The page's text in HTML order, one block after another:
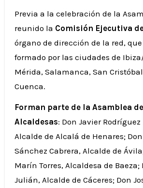
Previa a la celebración de la
reunido la Comisión Ejecutiva
órgano de dirección de la red,
formado por las ciudades de
Mérida, Salamanca, San
Cuenca.
Forman parte de la Asamblea
Alcaldesas: Don Javier
Alcalde de Alcalá de Henares;
Sánchez Cabrera, Alcalde de
Marín Torres, Alcaldesa de Baeza;
Julián, Alcalde de Cáceres; Don